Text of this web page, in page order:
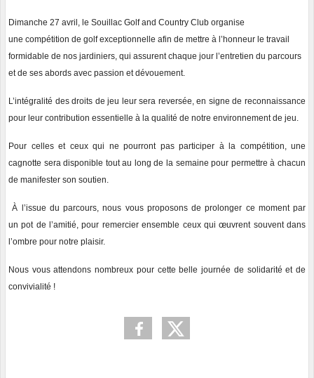
Dimanche 27 avril , le Souillac Golf and Country Club organise
une compétition de golf exceptionnelle afin de mettre à l’honneur le travail
formidable de nos jardiniers, qui assurent chaque jour l’entretien du parcours
et de ses abords avec passion et dévouement.
L’intégralité des droits de jeu leur sera reversée, en signe de reconnaissance
pour leur contribution essentielle à la qualité de notre environnement de jeu.
Pour celles et ceux qui ne pourront pas participer à la compétition, une
cagnotte sera disponible tout au long de la semaine pour permettre à chacun
de manifester son soutien.
À l’issue du parcours, nous vous proposons de prolonger ce moment par
un pot de l’amitié, pour remercier ensemble ceux qui œuvrent souvent dans
l’ombre pour notre plaisir.
Nous vous attendons nombreux pour cette belle journée de solidarité et de
convivialité !